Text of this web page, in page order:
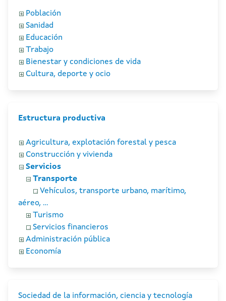
Población
Sanidad
Educación
Trabajo
Bienestar y condiciones de vida
Cultura, deporte y ocio
Estructura productiva
Agricultura, explotación forestal y pesca
Construcción y vivienda
Servicios
Transporte
Vehículos, transporte urbano, marítimo,
aéreo, ...
Turismo
Servicios financieros
Administración pública
Economía
Sociedad de la información, ciencia y tecnología